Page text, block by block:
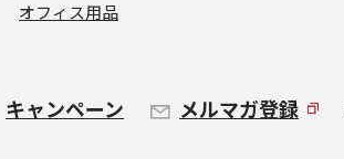
オフィス用品
キャンペーン メルマガ登録